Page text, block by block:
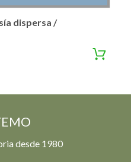
dispersa /
desde 1980